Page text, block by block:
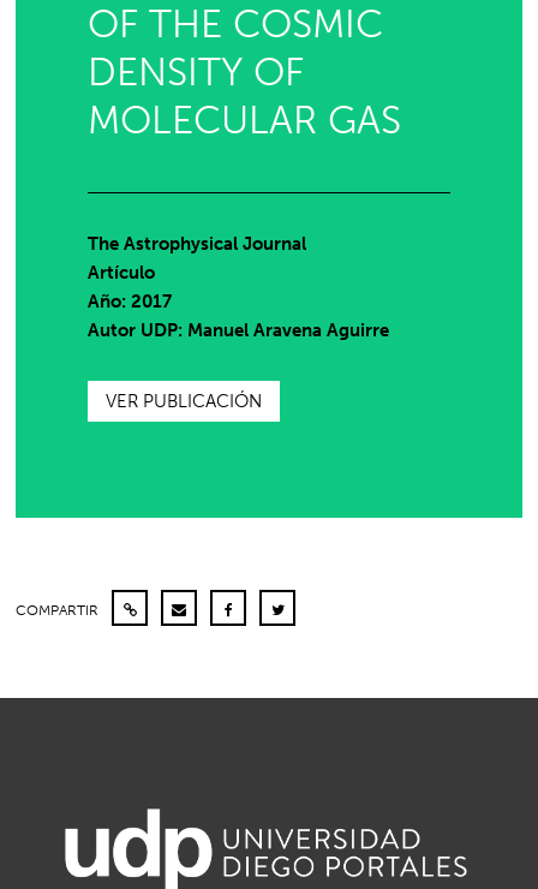
OF THE COSMIC
DENSITY OF
MOLECULAR GAS
The Astrophysical Journal
Artículo
Año: 2017
Autor UDP: Manuel Aravena Aguirre
VER PUBLICACIÓN
COMPARTIR